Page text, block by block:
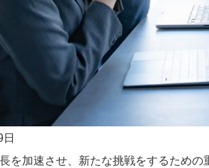
を加速させ、新たな挑戦をするための